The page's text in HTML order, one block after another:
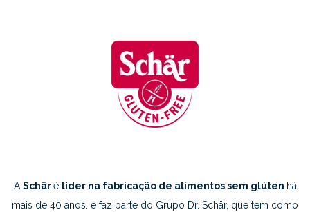
A Schäré líder na fabricação de alimentos sem glúten há
mais de 40 anos. e faz parte do Grupo Dr. Schär, que tem como